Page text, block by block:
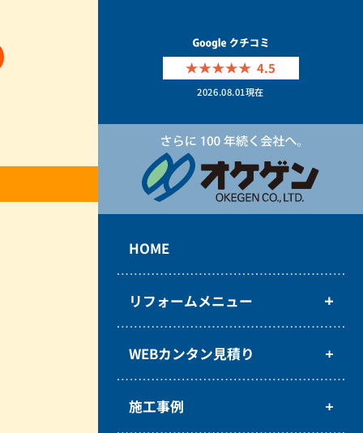
4.5
2026.08.01現在
HOME
リフォームメニュー
WEBカンタン見積り
施工事例